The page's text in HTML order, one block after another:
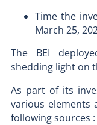
Time the
March 25,
The BEI
shedding light on
As part of its
various
following sources :